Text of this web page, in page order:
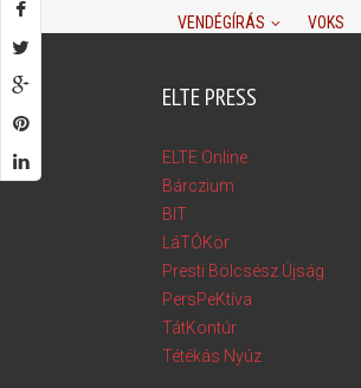
VENDÉGÍRÁS VOKS
ELTE PRESS
ELTE Online
Bárczium
BIT
LáTÓKör
Presti Bölcsész Újság
PersPeKtíva
TátKontúr
Tétékás Nyúz